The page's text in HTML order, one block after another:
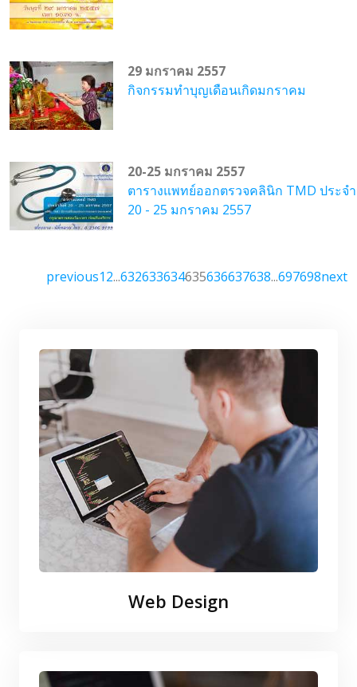
29 มกราคม 2557
กิจกรรมทำบุญเดือนเกิดมกราคม
20-25 มกราคม 2557
ตารางแพทย์ออกตรวจคลินิก TMD ประจ
20 - 25 มกราคม 2557
previous12...632633634635636637638...697698next
Web Design